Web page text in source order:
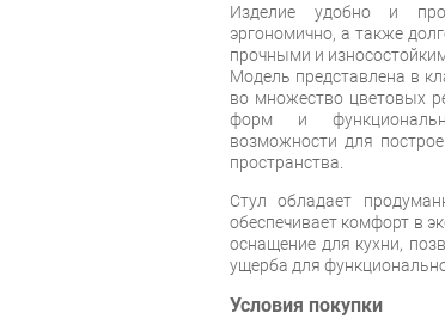
Изделие удобно и
эргономично, а также
прочными и
Модель представлена в
во множество цветовых
форм и
возможности для
пространства.
Стул обладает
обеспечивает комфорт в
оснащение для кухни,
ущерба для
Условия покупки